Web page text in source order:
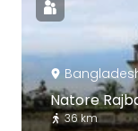
Natore
36 km